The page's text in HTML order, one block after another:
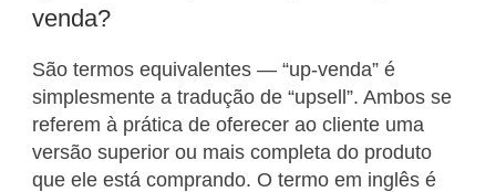
venda?
São termos equivalentes — “up-venda” é
simplesmente a tradução de “upsell”. Ambos se
referem à prática de oferecer ao cliente uma
versão superior ou mais completa do produto
que ele está comprando. O termo em inglês é